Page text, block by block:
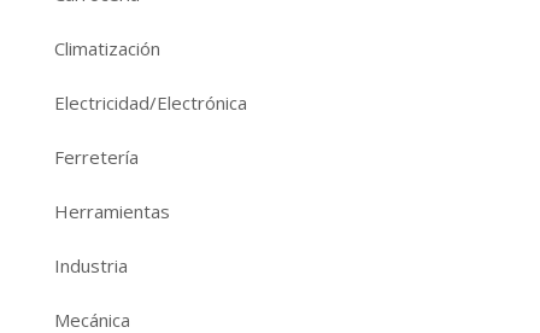
Climatización
Electricidad/Electrónica
Ferretería
Herramientas
Industria
Mecánica